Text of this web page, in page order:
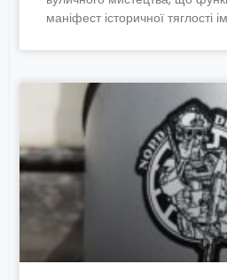
маніфест історичної тяглості